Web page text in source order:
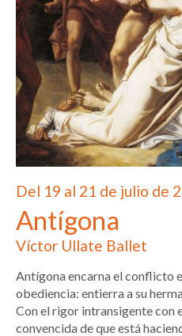
Del 19 al 21 de julio de
Antígona
Víctor Ullate Ballet
Antígona encarna el conflicto
obediencia: entierra a su
Con el rigor intransigente con
convencida de que está